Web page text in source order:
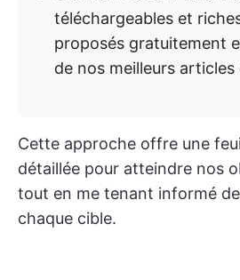
téléchargeables et
proposés gratuitement
de nos meilleurs articles
Cette approche offre une
détaillée pour atteindre nos
tout en me tenant informé
chaque cible.